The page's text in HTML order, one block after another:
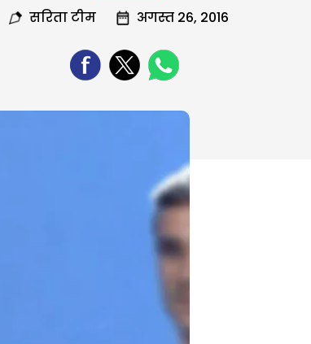
सरिता टीम अगस्त 26, 2016